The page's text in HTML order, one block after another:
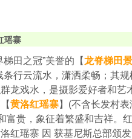
瑶寨
田之冠”美誉的【龙脊梯田
条行云流水，潇洒柔畅；其
龙戏水，是摄影爱好者和艺
黄洛红瑶寨】(不含长发村
富贵，象征着繁盛和吉祥。
红瑶寨 因 获基尼斯总部颁